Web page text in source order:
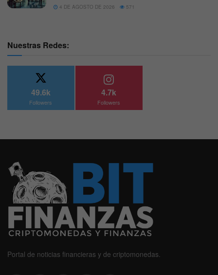
4 DE AGOSTO DE 2026 571
Nuestras Redes:
49.6k
Followers
4.7k
Followers
Portal de noticias financieras y de criptomonedas.